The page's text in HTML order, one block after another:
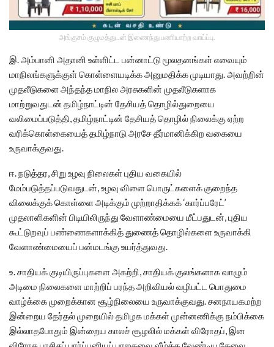
அங்குசம் குழுமத்துடன் இணைந்து பணியாற்ற வாய்ப்பு.
இ. அம்பானி அதானி உள்ளிட்ட பன்னாட்டு மூலதனங்கள்‌ எவையும்‌
மாநிலங்களுக்குள்‌ கொள்ளையடிக்க அனுமதிக்க முடியாது. அவற்றின்‌
முதலீடுகளை அந்தந்த மாநில அரசுகளின்‌ முதலீடுகளாக
மாற்றுவதுடன்‌ தமிழ்நாட்டின்‌ தேசியத்‌ தொழில்துறையை
வலிமைப்படுத்தி, தமிழ்நாட்டின்‌ தேசியத்‌ தொழில்‌ நிலைக்கு ஏற்ற
வரிக்கொள்கையைத்‌ தமிழ்நாடு அரசே தீர்மானிக்கிற வகையை
உருவாக்குவது.
ஈ. நடுத்தர, சிறு உழவு நிலைகள்‌ புதிய வகையில்‌
மேம்படுத்தப்படுவதுடன்‌, உழவு விளை பொருட்களைக் குறைந்த
விலைக்குக்‌ கொள்ளை அடிக்கும்‌ முற்றாதிக்கக்‌ ‘கார்ப்பரேட்‌’
முதலாளிகளின்‌ பிடியிலிருந்து வேளாண்மையை மீட்பதுடன்‌, புதிய
கூட்டுறவுப்‌ பண்ணைகளாக்கித்‌ துணைத்‌ தொழில்களை உருவாக்கி
வேளாண்மையைப்‌ பன்மடங்கு உயர்த்துவது.
உ. சாதியக்‌ குடியிருப்புகளை அகற்றி, சாதியக் குலங்களாக வாழும்‌
அடிமை நிலைகளை மாற்றிப் பரந்த அறிவியல்‌ வழிபட்ட பொதுமை
வாழ்க்கை முறைக்கான சூழ்நிலையை உருவாக்குவது. சனநாயகமற்ற
இன்றைய தேர்தல்‌ முறையில்‌ தமிழக மக்கள்‌ முன்னணிக்கு நம்பிக்கை
இல்லாதபோதும்‌ இன்றைய காலச்‌ சூழலில்‌ மக்கள்‌ விரோதப், இன